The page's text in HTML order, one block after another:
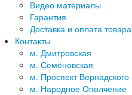
Видео материалы
Гарантия
Доставка и оплата товара
Контакты
м. Дмитровская
м. Семёновская
м. Проспект Вернадского
м. Народное Ополчение